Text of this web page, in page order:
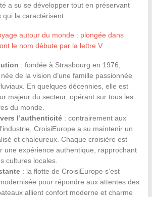
a su se développer tout en préservant
qui la caractérisent.
autour du monde : plongée dans
le nom débute par la lettre V
: fondée à Strasbourg en 1976,
de la vision d’une famille passionnée
En quelques décennies, elle est
majeur du secteur, opérant sur tous les
du monde.
l’authenticité: contrairement aux
CroisiEurope a su maintenir un
et chaleureux. Chaque croisière est
une expérience authentique, rapprochant
cultures locales.
: la flotte de CroisiEurope s’est
pour répondre aux attentes des
allient confort moderne et charme